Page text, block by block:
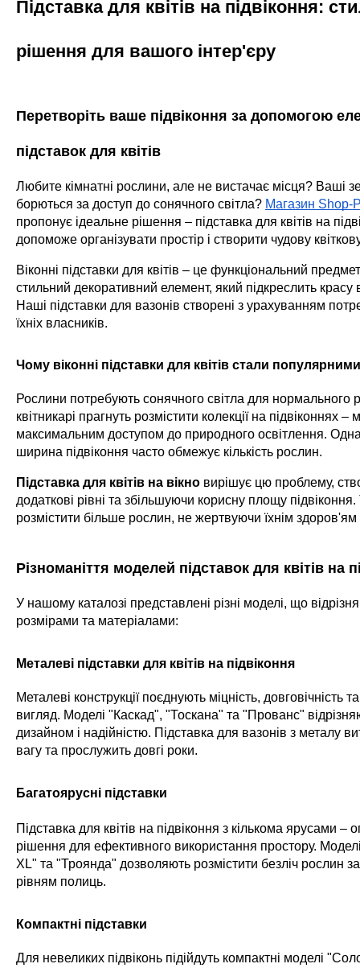
Підставка для квітів на підвіконня:
рішення для вашого інтер'єру
Перетворіть ваше підвіконня за допомогою
підставок для квітів
Любите кімнатні рослини, але не вистачає місця? Ваші
борються за доступ до сонячного світла? Магазин Shop-
пропонує ідеальне рішення – підставка для квітів на
допоможе організувати простір і створити чудову
Віконні підставки для квітів – це функціональний
стильний декоративний елемент, який підкреслить
Наші підставки для вазонів створені з урахуванням
їхніх власників.
Чому віконні підставки для квітів стали
Рослини потребують сонячного світла для нормального
квітникарі прагнуть розмістити колекції на підвіконнях –
максимальним доступом до природного освітлення.
ширина підвіконня часто обмежує кількість рослин.
Підставка для квітів на вікно вирішує цю проблему,
додаткові рівні та збільшуючи корисну площу
розмістити більше рослин, не жертвуючи їхнім здоров'ям
Різноманіття моделей підставок для квітів на
У нашому каталозі представлені різні моделі, що
розмірами та матеріалами:
Металеві підставки для квітів на підвіконня
Металеві конструкції поєднують міцність, довговічність
вигляд. Моделі "Каскад", "Тоскана" та "Прованс"
дизайном і надійністю. Підставка для вазонів з металу
вагу та прослужить довгі роки.
Багатоярусні підставки
Підставка для квітів на підвіконня з кількома ярусами –
рішення для ефективного використання простору.
XL" та "Троянда" дозволяють розмістити безліч рослин
рівням полиць.
Компактні підставки
Для невеликих підвіконь підійдуть компактні моделі